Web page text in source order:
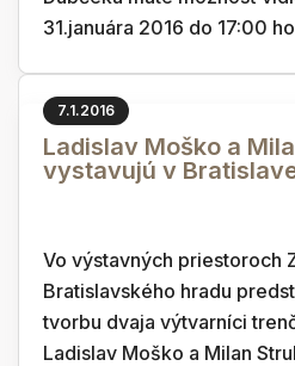
31.januára 2016 do 17:00
7.1.2016
Ladislav Moško a
vystavujú v
Vo výstavných priestoroch
Bratislavského hradu
tvorbu dvaja výtvarníci
Ladislav Moško a Milan